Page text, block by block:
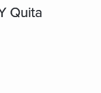
Quita